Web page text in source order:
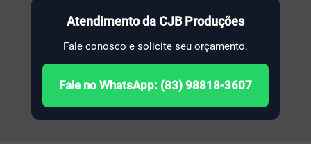
Atendimento da CJB Produções
Fale conosco e solicite seu orçamento.
Fale no WhatsApp: (83) 98818-3607